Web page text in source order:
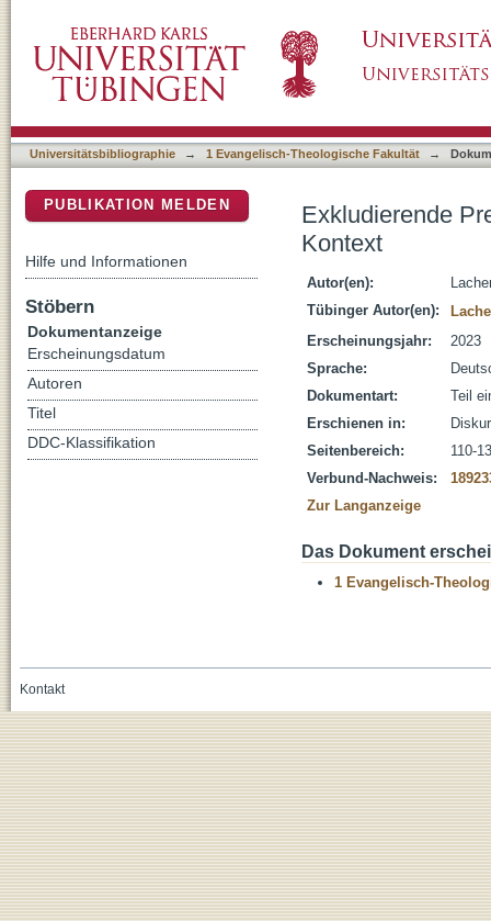
Universitätsbibliographie → 1 Evangelisch-Theologische Fakultät →
Exkludierende
Kontext
Autor(en):
Tübinger Autor(en):
Erscheinungsjahr:
2023
Sprache:
Dokumentart:
Teil
Erschienen in:
Seitenbereich:
110-
Verbund-Nachweis:
Zur Langanzeige
Das Dokument
1 Evangelisch-
PUBLIKATION MELDEN
Hilfe und Informationen
Stöbern
Dokumentanzeige
Erscheinungsdatum
Autoren
Titel
DDC-Klassifikation
Kontakt